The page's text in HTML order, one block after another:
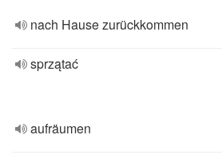
nach Hause zurückkommen
sprzątać
aufräumen